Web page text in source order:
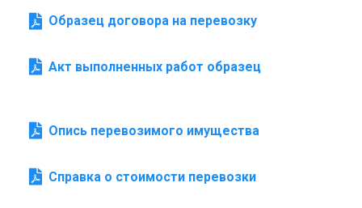
Образец договора на перевозку
Акт выполненных работ образец
Опись перевозимого имущества
Справка о стоимости перевозки